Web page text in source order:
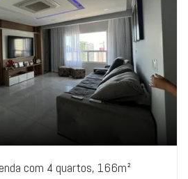
com 4 quartos, 166m²